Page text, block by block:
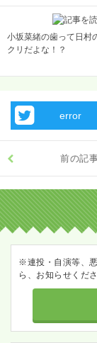
小坂菜緒の歯って日村
クリだよな！？
error
前の記
※連投・自演等、
ら、お知らせくだ